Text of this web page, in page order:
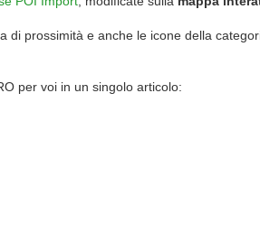
prossimità e anche le icone della
per voi in un singolo articolo: